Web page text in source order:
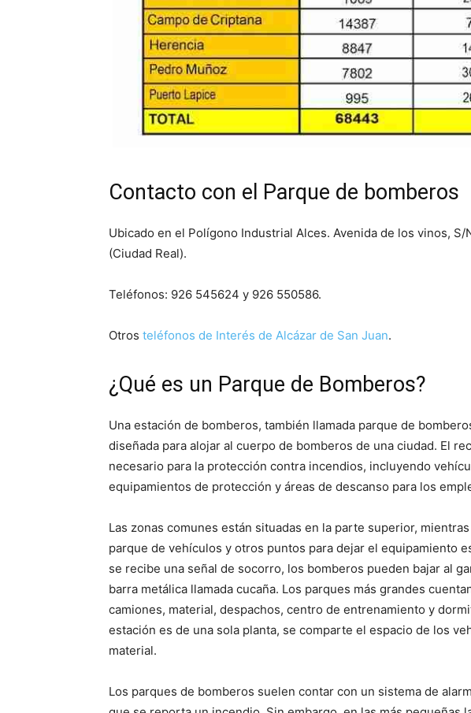
Contacto con el Parque de bomberos
Ubicado en el Polígono Industrial Alces. Avenida de los vinos, S/
(Ciudad Real).
Teléfonos: 926 545624 y 926 550586.
Otros teléfonos de Interés de Alcázar de San Juan.
¿Qué es un Parque de Bomberos?
Una estación de bomberos, también llamada parque de
diseñada para alojar al cuerpo de bomberos de una ciudad. El
necesario para la protección contra incendios, incluyendo
equipamientos de protección y áreas de descanso para los
Las zonas comunes están situadas en la parte superior,
parque de vehículos y otros puntos para dejar el equipamiento
se recibe una señal de socorro, los bomberos pueden bajar al
barra metálica llamada cucaña. Los parques más grandes
camiones, material, despachos, centro de entrenamiento y
estación es de una sola planta, se comparte el espacio de los
material.
Los parques de bomberos suelen contar con un sistema de